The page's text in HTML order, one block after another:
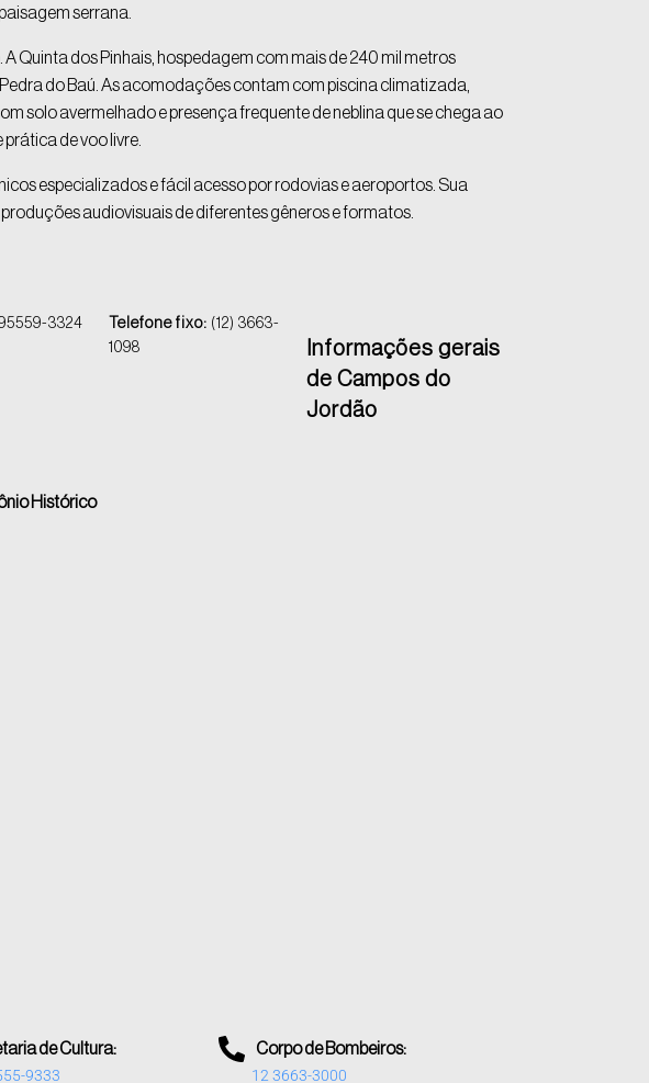
serrana.
Quinta dos Pinhais, hospedagem com mais de 240 mil metros
do Baú. As acomodações contam com piscina climatizada,
solo avermelhado e presença frequente de neblina que se chega ao
de voo livre.
especializados e fácil acesso por rodovias e aeroportos. Sua
audiovisuais de diferentes gêneros e formatos.
95559-3324 Telefone fixo: (12) 3663-
1098
Informações gerais
de Campos do
Jordão
Histórico
de Cultura:
9333
Corpo de Bombeiros:
12 3663-3000